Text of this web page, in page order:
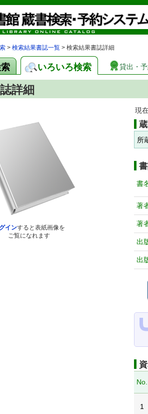
> 検索結果書誌一覧 > 検索結果書誌詳細
いろいろ検索 貸出・
詳細
インすると表紙画像を
ご覧になれます
現
所
書
著
著
出
出
No.
1